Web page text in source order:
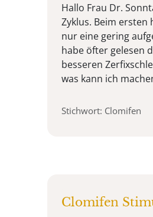
Hallo Frau Dr.
Zyklus. Beim
nur eine gering
habe öfter gelesen
besseren
was kann ich
Stichwort: Clomifen
Clomifen